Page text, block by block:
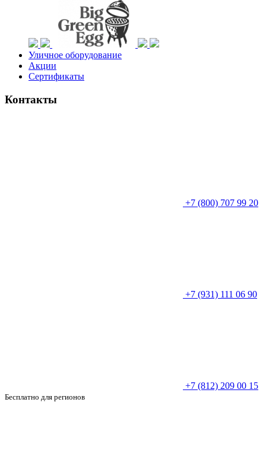
Уличное оборудование
Акции
Сертификаты
Контакты
+7 (800) 707 99 20
+7 (931) 111 06 90
+7 (812) 209 00 15
Бесплатно для регионов